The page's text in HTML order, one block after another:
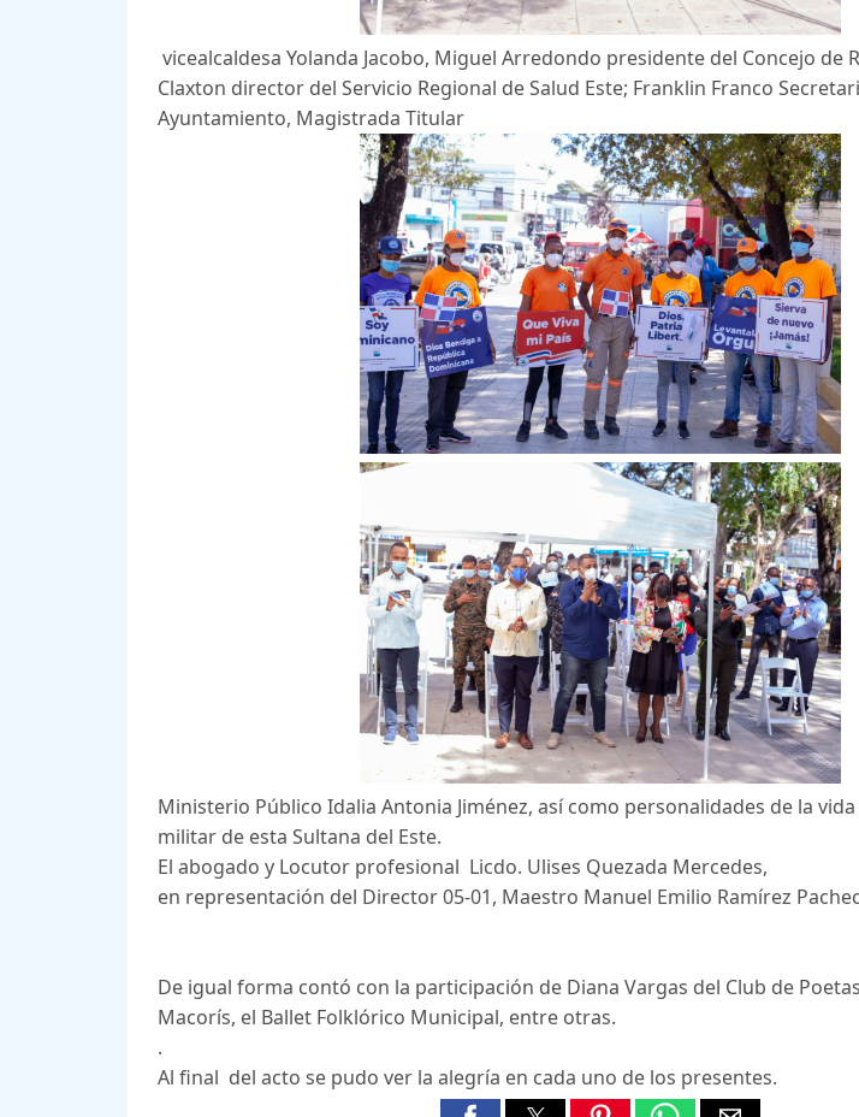
vicealcaldesa Yolanda Jacobo, Miguel Arredondo presidente del Concejo de
Claxton director del Servicio Regional de Salud Este; Franklin Franco
Ayuntamiento, Magistrada Titular
Ministerio Público Idalia Antonia Jiménez, así como personalidades de la
militar de esta Sultana del Este.
El abogado y Locutor profesional Licdo. Ulises Quezada Mercedes,
en representación del Director 05-01, Maestro Manuel Emilio Ramírez
De igual forma contó con la participación de Diana Vargas del Club de
Macorís, el Ballet Folklórico Municipal, entre otras.
.
Al final del acto se pudo ver la alegría en cada uno de los presentes.
Decoration